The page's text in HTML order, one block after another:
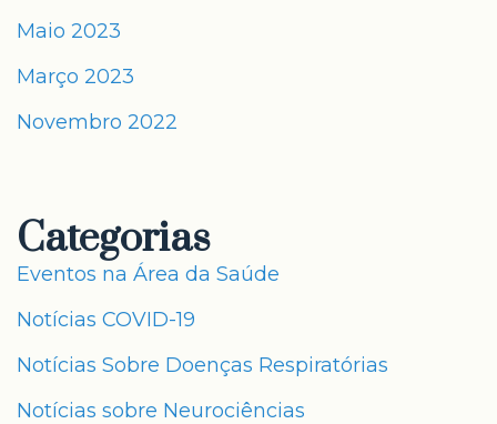
Maio 2023
Março 2023
Novembro 2022
Categorias
Eventos na Área da Saúde
Notícias COVID-19
Notícias Sobre Doenças Respiratórias
Notícias sobre Neurociências